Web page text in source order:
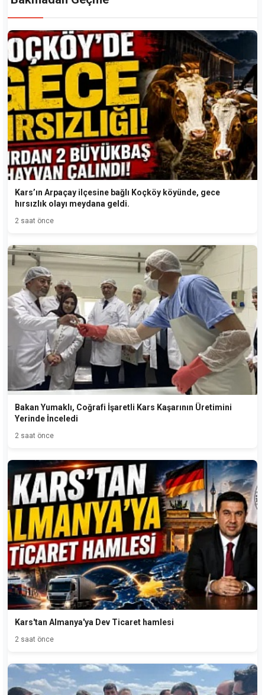
Kars’ın Arpaçay ilçesine bağlı Koçköy köyünde, gece
hırsızlık olayı meydana geldi.
2 saat önce
Bakan Yumaklı, Coğrafi İşaretli Kars Kaşarının Üretimini
Yerinde İnceledi
2 saat önce
Kars'tan Almanya'ya Dev Ticaret hamlesi
2 saat önce